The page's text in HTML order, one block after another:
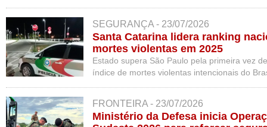
SEGURANÇA - 23/07/2026
Santa Catarina lidera ranking
mortes violentas em 2025
Estado supera São Paulo pela primeira vez
índice de mortes violentas intencionais do
FRONTEIRA - 23/07/2026
Ministério da Defesa inicia